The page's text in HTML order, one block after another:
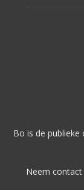
Bo is de
Neem